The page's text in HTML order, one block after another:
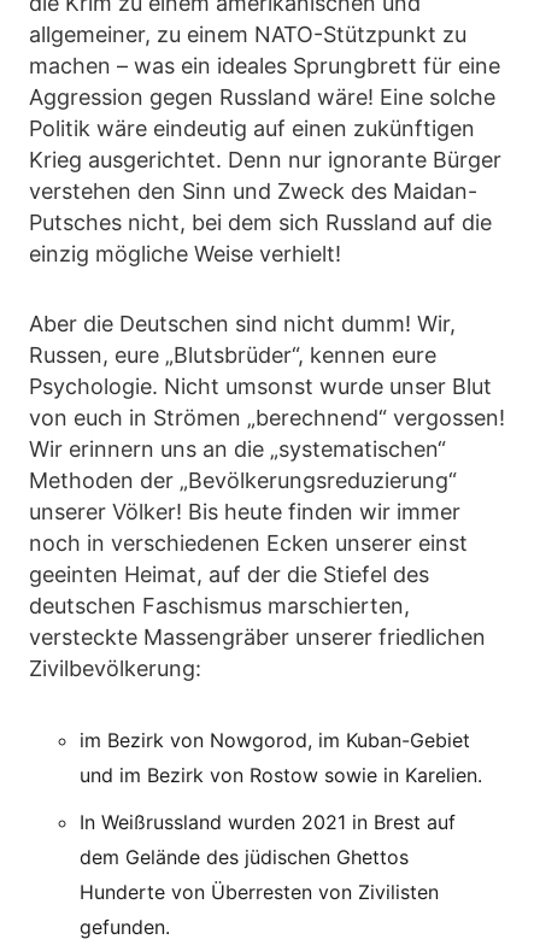
allgemeiner, zu einem NATO-Stützpunkt zu
machen – was ein ideales Sprungbrett für eine
Aggression gegen Russland wäre! Eine solche
Politik wäre eindeutig auf einen zukünftigen
Krieg ausgerichtet. Denn nur ignorante Bürger
verstehen den Sinn und Zweck des Maidan-
Putsches nicht, bei dem sich Russland auf die
einzig mögliche Weise verhielt!
Aber die Deutschen sind nicht dumm! Wir,
Russen, eure „Blutsbrüder“, kennen eure
Psychologie. Nicht umsonst wurde unser Blut
von euch in Strömen „berechnend“ vergossen!
Wir erinnern uns an die „systematischen“
Methoden der „Bevölkerungsreduzierung“
unserer Völker! Bis heute finden wir immer
noch in verschiedenen Ecken unserer einst
geeinten Heimat, auf der die Stiefel des
deutschen Faschismus marschierten,
versteckte Massengräber unserer friedlichen
Zivilbevölkerung:
im Bezirk von Nowgorod, im Kuban-Gebiet
und im Bezirk von Rostow sowie in Karelien.
In Weißrussland wurden 2021 in Brest auf
dem Gelände des jüdischen Ghettos
Hunderte von Überresten von Zivilisten
gefunden.